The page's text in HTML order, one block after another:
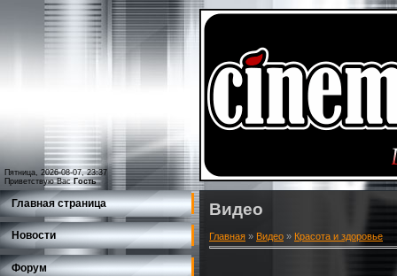
Пятница, 2026-08-07, 23:37
Приветствую Вас Гость
Главная страница
Новости
Форум
Видео
Главная » Видео » Красота и здоровье